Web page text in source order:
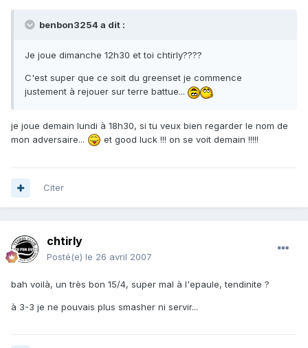
benbon3254 a dit :
Je joue dimanche 12h30 et toi chtirly????
C'est super que ce soit du greenset je commence
justement à rejouer sur terre battue...
je joue demain lundi à 18h30, si tu veux bien regarder le nom de
mon adversaire...
et good luck !!! on se voit demain !!!!!
Citer
chtirly
Posté(e) le 26 avril 2007
bah voilà, un très bon 15/4, super mal à l'epaule, tendinite ?
à 3-3 je ne pouvais plus smasher ni servir...